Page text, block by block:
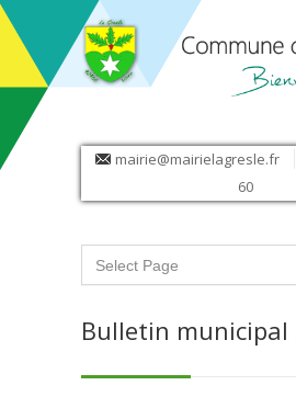
mairie@mairielagresle.fr
60
Bulletin municipal